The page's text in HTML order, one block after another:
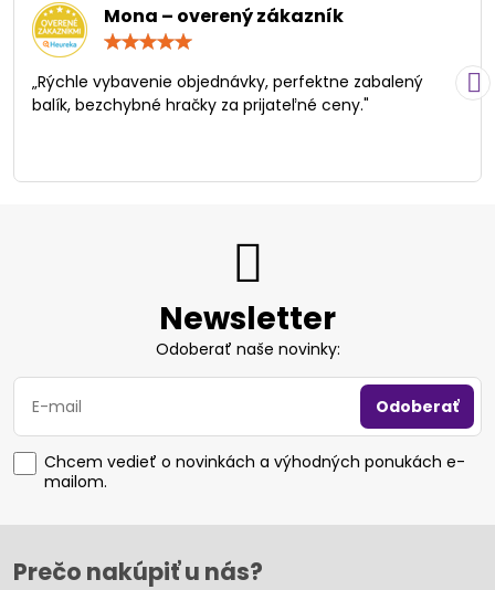
Mona – overený zákazník
/
5
„Rýchle vybavenie objednávky, perfektne zabalený
balík, bezchybné hračky za prijateľné ceny."
Newsletter
Odoberať naše novinky:
Odoberať
Chcem vedieť o novinkách a výhodných ponukách e-
mailom.
Prečo nakúpiť u nás?